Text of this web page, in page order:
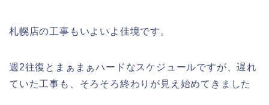
札幌店の工事もいよいよ佳境です。
週2往復とまぁまぁハードなスケジュールですが、遅れ
ていた工事も、そろそろ終わりが見え始めてきました